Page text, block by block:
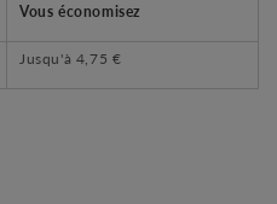
Vous économisez
Jusqu'à 4,75 €